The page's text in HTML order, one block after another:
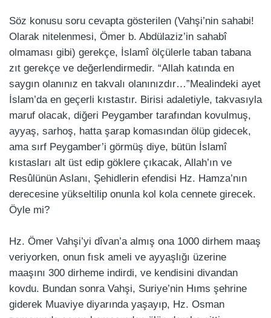
Söz konusu soru cevapta gösterilen (Vahşi’nin sahabi!
Olarak nitelenmesi, Ömer b. Abdülaziz’in sahabî
olmaması gibi) gerekçe, İslamî ölçülerle taban tabana
zıt gerekçe ve değerlendirmedir. “Allah katında en
saygın olanınız en takvalı olanınızdır…”Mealindeki ayet
İslam’da en geçerli kıstastır. Birisi adaletiyle, takvasıyla
maruf olacak, diğeri Peygamber tarafından kovulmuş,
ayyaş, sarhoş, hatta şarap komasından ölüp gidecek,
ama sırf Peygamber’i görmüş diye, bütün İslamî
kıstasları alt üst edip göklere çıkacak, Allah’ın ve
Resûlünün Aslanı, Şehidlerin efendisi Hz. Hamza’nın
derecesine yükseltilip onunla kol kola cennete girecek.
Öyle mi?
Hz. Ömer Vahşi’yi dîvan’a almış ona 1000 dirhem maaş
veriyorken, onun fısk ameli ve ayyaşlığı üzerine
maaşını 300 dirheme indirdi, ve kendisini divandan
kovdu. Bundan sonra Vahşi, Suriye’nin Hıms şehrine
giderek Muaviye diyarında yaşayıp, Hz. Osman